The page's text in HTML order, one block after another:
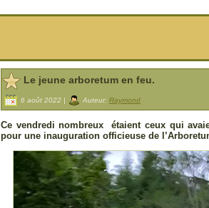
Le jeune arboretum en feu.
6 août 2022 | Auteur: Raymond
Ce vendredi nombreux étaient ceux qui
pour une inauguration officieuse de